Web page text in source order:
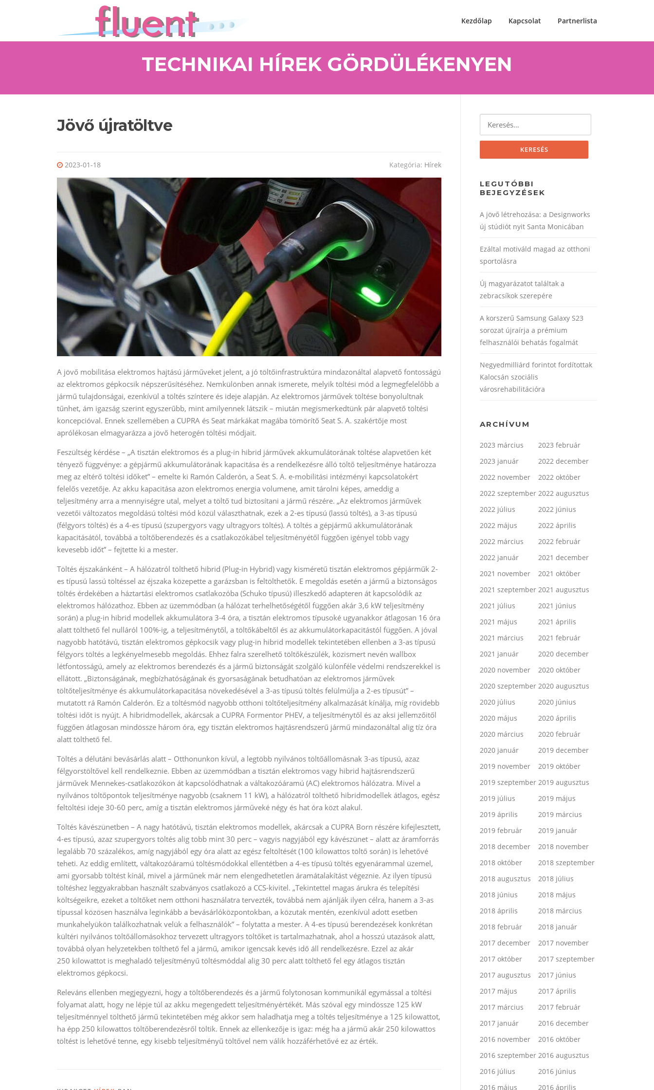
Kezdőlap Kapcsolat Partnerlista
TECHNIKAI HÍREK GÖRDÜLÉKENYEN
Jövő újratöltve
2023-01-18 Kategória: Hírek
A jövő mobilitása elektromos hajtású járműveket jelent, a jó töltőinfrastruktúra mindazonáltal alapvető fontosságú
az elektromos gépkocsik népszerűsítéséhez. Nemkülönben annak ismerete, melyik töltési mód a legmegfelelőbb a
jármű tulajdonságai, ezenkívül a töltés színtere és ideje alapján. Az elektromos járművek töltése bonyolultnak
tűnhet, ám igazság szerint egyszerűbb, mint amilyennek látszik – miután megismerkedtünk pár alapvető töltési
koncepcióval. Ennek szellemében a CUPRA és Seat márkákat magába tömörítő Seat S. A. szakértője most
aprólékosan elmagyarázza a jövő heterogén töltési módjait.
Feszültség kérdése – „A tisztán elektromos és a plug-in hibrid járművek akkumulátorának töltése alapvetően két
tényező függvénye: a gépjármű akkumulátorának kapacitása és a rendelkezésre álló töltő teljesítménye határozza
meg az eltérő töltési időket” – emelte ki Ramón Calderón, a Seat S. A. e-mobilitási intézményi kapcsolatokért
felelős vezetője. Az akku kapacitása azon elektromos energia volumene, amit tárolni képes, ameddig a
teljesítmény arra a mennyiségre utal, melyet a töltő tud biztosítani a jármű részére. „Az elektromos járművek
vezetői változatos megoldású töltési mód közül választhatnak, ezek a 2-es típusú (lassú töltés), a 3-as típusú
(félgyors töltés) és a 4-es típusú (szupergyors vagy ultragyors töltés). A töltés a gépjármű akkumulátorának
kapacitásától, továbbá a töltőberendezés és a csatlakozókábel teljesítményétől függően igényel több vagy
kevesebb időt” – fejtette ki a mester.
Töltés éjszakánként – A hálózatról tölthető hibrid (Plug-in Hybrid) vagy kisméretű tisztán elektromos gépjárműk 2-
es típusú lassú töltéssel az éjszaka közepette a garázsban is feltölthetők. E megoldás esetén a jármű a biztonságos
töltés érdekében a háztartási elektromos csatlakozóba (Schuko típusú) illeszkedő adapteren át kapcsolódik az
elektromos hálózathoz. Ebben az üzemmódban (a hálózat terhelhetőségétől függően akár 3,6 kW teljesítmény
során) a plug-in hibrid modellek akkumulátora 3-4 óra, a tisztán elektromos típusoké ugyanakkor átlagosan 16 óra
alatt tölthető fel nulláról 100%-ig, a teljesítménytől, a töltőkábeltől és az akkumulátorkapacitástól függően. A jóval
nagyobb hatótávú, tisztán elektromos gépkocsik vagy plug-in hibrid modellek tekintetében ellenben a 3-as típusú
félgyors töltés a legkényelmesebb megoldás. Ehhez falra szerelhető töltőkészülék, közismert nevén wallbox
létfontosságú, amely az elektromos berendezés és a jármű biztonságát szolgáló különféle védelmi rendszerekkel is
ellátott. „Biztonságának, megbízhatóságának és gyorsaságának betudhatóan az elektromos járművek
töltőteljesítménye és akkumulátorkapacitása növekedésével a 3-as típusú töltés felülmúlja a 2-es típusút” –
mutatott rá Ramón Calderón. Ez a töltésmód nagyobb otthoni töltőteljesítmény alkalmazását kínálja, míg rövidebb
töltési időt is nyújt. A hibridmodellek, akárcsak a CUPRA Formentor PHEV, a teljesítménytől és az aksi jellemzőitől
függően átlagosan mindössze három óra, egy tisztán elektromos hajtásrendszerű jármű mindazonáltal alig tíz óra
alatt tölthető fel.
Töltés a délutáni bevásárlás alatt – Otthonunkon kívül, a legtöbb nyilvános töltőállomásnak 3-as típusú, azaz
félgyorstöltővel kell rendelkeznie. Ebben az üzemmódban a tisztán elektromos vagy hibrid hajtásrendszerű
járművek Mennekes-csatlakozókon át kapcsolódhatnak a váltakozóáramú (AC) elektromos hálózatra. Mivel a
nyilvános töltőpontok teljesítménye nagyobb (csaknem 11 kW), a hálózatról tölthető hibridmodellek átlagos, egész
feltöltési ideje 30-60 perc, amíg a tisztán elektromos járműveké négy és hat óra közt alakul.
Töltés kávészünetben – A nagy hatótávú, tisztán elektromos modellek, akárcsak a CUPRA Born részére kifejlesztett,
4-es típusú, azaz szupergyors töltés alig több mint 30 perc – vagyis nagyjából egy kávészünet – alatt az áramforrás
legalább 70 százalékos, amíg nagyjából egy óra alatt az egész feltöltését (100 kilowattos töltő során) is lehetővé
teheti. Az eddig említett, váltakozóáramú töltésmódokkal ellentétben a 4-es típusú töltés egyenárammal üzemel,
ami gyorsabb töltést kínál, mivel a járműnek már nem elengedhetetlen áramátalakítást végeznie. Az ilyen típusú
töltéshez leggyakrabban használt szabványos csatlakozó a CCS-kivitel. „Tekintettel magas árukra és telepítési
költségeikre, ezeket a töltőket nem otthoni használatra tervezték, továbbá nem ajánlják ilyen célra, hanem a 3-as
típussal közösen használva leginkább a bevásárlóközpontokban, a közutak mentén, ezenkívül adott esetben
munkahelyükön találkozhatnak velük a felhasználók” – folytatta a mester. A 4-es típusú berendezések konkrétan
kültéri nyilvános töltőállomásokhoz tervezett ultragyors töltőket is tartalmazhatnak, ahol a hosszú utazások alatt,
továbbá olyan helyzetekben tölthető fel a jármű, amikor igencsak kevés idő áll rendelkezésre. Ezzel az akár
250 kilowattot is meghaladó teljesítményű töltésmóddal alig 30 perc alatt tölthető fel egy átlagos tisztán
elektromos gépkocsi.
Releváns ellenben megjegyezni, hogy a töltőberendezés és a jármű folytonosan kommunikál egymással a töltési
folyamat alatt, hogy ne lépje túl az akku megengedett teljesítményértékét. Más szóval egy mindössze 125 kW
teljesítménnyel tölthető jármű tekintetében még akkor sem haladhatja meg a töltés teljesítménye a 125 kilowattot,
ha épp 250 kilowattos töltőberendezésről töltik. Ennek az ellenkezője is igaz: még ha a jármű akár 250 kilowattos
töltést is lehetővé tenne, egy kisebb teljesítményű töltővel nem válik hozzáférhetővé ez az érték.
LEGUTÓBBI
BEJEGYZÉSEK
A jövő létrehozása: a Designworks
új stúdiót nyit Santa Monicában
Ezáltal motiváld magad az otthoni
sportolásra
Új magyarázatot találtak a
zebracsíkok szerepére
A korszerű Samsung Galaxy S23
sorozat újraírja a prémium
felhasználói behatás fogalmát
Negyedmilliárd forintot fordítottak
Kalocsán szociális
városrehabilitációra
ARCHÍVUM
2023 március
2023 február
2023 január
2022 december
2022 november
2022 október
2022 szeptember 2022 augusztus
2022 július
2022 június
2022 május
2022 április
2022 március
2022 február
2022 január
2021 december
2021 november
2021 október
2021 szeptember 2021 augusztus
2021 július
2021 június
2021 május
2021 április
2021 március
2021 február
2021 január
2020 december
2020 november
2020 október
2020 szeptember 2020 augusztus
2020 július
2020 június
2020 május
2020 április
2020 március
2020 február
2020 január
2019 december
2019 november
2019 október
2019 szeptember 2019 augusztus
2019 július
2019 május
2019 április
2019 március
2019 február
2019 január
2018 december
2018 november
2018 október
2018 szeptember
2018 augusztus
2018 július
2018 június
2018 május
2018 április
2018 március
2018 február
2018 január
2017 december
2017 november
2017 október
2017 szeptember
2017 augusztus
2017 június
2017 május
2017 április
2017 március
2017 február
2017 január
2016 december
2016 november
2016 október
2016 szeptember 2016 augusztus
2016 július
2016 június
2016 május
2016 április